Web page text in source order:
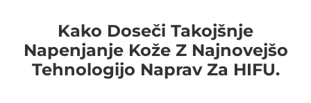
Kako Doseči Takojšnje
Napenjanje Kože Z Najnovejšo
Tehnologijo Naprav Za HIFU.